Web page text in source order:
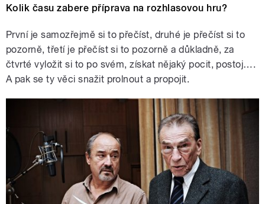
Kolik času zabere příprava na rozhlasovou hru?
První je samozřejmě si to přečíst, druhé je přečíst si to
pozorně, třetí je přečíst si to pozorně a důkladně, za
čtvrté vyložit si to po svém, získat nějaký pocit, postoj….
A pak se ty věci snažit prolnout a propojit.